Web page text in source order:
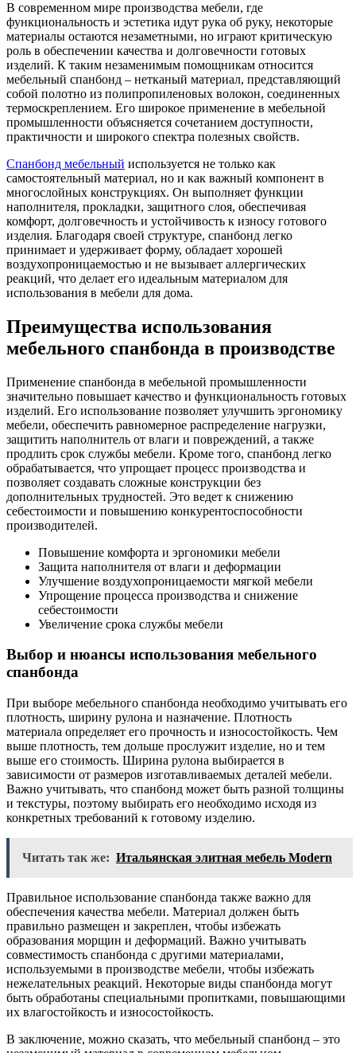
В современном мире производства мебели, где
функциональность и эстетика идут рука об руку, некоторые
материалы остаются незаметными, но играют критическую
роль в обеспечении качества и долговечности готовых
изделий. К таким незаменимым помощникам относится
мебельный спанбонд – нетканый материал, представляющий
собой полотно из полипропиленовых волокон, соединенных
термоскреплением. Его широкое применение в мебельной
промышленности объясняется сочетанием доступности,
практичности и широкого спектра полезных свойств.
Спанбонд мебельный используется не только как
самостоятельный материал, но и как важный компонент в
многослойных конструкциях. Он выполняет функции
наполнителя, прокладки, защитного слоя, обеспечивая
комфорт, долговечность и устойчивость к износу готового
изделия. Благодаря своей структуре, спанбонд легко
принимает и удерживает форму, обладает хорошей
воздухопроницаемостью и не вызывает аллергических
реакций, что делает его идеальным материалом для
использования в мебели для дома.
Преимущества использования
мебельного спанбонда в производстве
Применение спанбонда в мебельной промышленности
значительно повышает качество и функциональность готовых
изделий. Его использование позволяет улучшить эргономику
мебели, обеспечить равномерное распределение нагрузки,
защитить наполнитель от влаги и повреждений, а также
продлить срок службы мебели. Кроме того, спанбонд легко
обрабатывается, что упрощает процесс производства и
позволяет создавать сложные конструкции без
дополнительных трудностей. Это ведет к снижению
себестоимости и повышению конкурентоспособности
производителей.
Повышение комфорта и эргономики мебели
Защита наполнителя от влаги и деформации
Улучшение воздухопроницаемости мягкой мебели
Упрощение процесса производства и снижение
себестоимости
Увеличение срока службы мебели
Выбор и нюансы использования мебельного
спанбонда
При выборе мебельного спанбонда необходимо учитывать его
плотность, ширину рулона и назначение. Плотность
материала определяет его прочность и износостойкость. Чем
выше плотность, тем дольше прослужит изделие, но и тем
выше его стоимость. Ширина рулона выбирается в
зависимости от размеров изготавливаемых деталей мебели.
Важно учитывать, что спанбонд может быть разной толщины
и текстуры, поэтому выбирать его необходимо исходя из
конкретных требований к готовому изделию.
Читать так же: Итальянская элитная мебель Modern
Правильное использование спанбонда также важно для
обеспечения качества мебели. Материал должен быть
правильно размещен и закреплен, чтобы избежать
образования морщин и деформаций. Важно учитывать
совместимость спанбонда с другими материалами,
используемыми в производстве мебели, чтобы избежать
нежелательных реакций. Некоторые виды спанбонда могут
быть обработаны специальными пропитками, повышающими
их влагостойкость и износостойкость.
В заключение, можно сказать, что мебельный спанбонд – это